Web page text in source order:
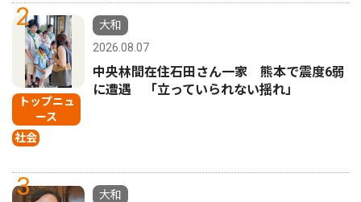
2
トップニュ
ース
社会
大和
2026.08.07
中央林間在住石田さん一家 熊本で震度6弱
に遭遇 「立っていられない揺れ」
3
大和